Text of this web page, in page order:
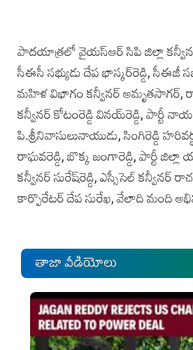
పాదయాత్రలో వైయస్‌ఆర్ ‌సిపి జిల్లా కన్వీనర్
సీఈసీ సభ్యుడు దేప భాస్కర్‌రెడ్డి, సీఈజీ
మహిళ విభాగం కన్వీన‌ర్ అమృతసాగ‌ర్,
కన్వీన‌ర్ కోటంరెడ్డి విన‌య్‌రెడ్డి, పార్టీ
పి.శ్రీనివాసులునాయుడు, సింగిరెడ్డి
రాఘవరెడ్డి, బొక్క జంగారెడ్డి, పార్టీ జిల్లా
కన్వీనర్ సురే‌ష్‌రెడ్డి, ఎస్సీసెల్ కన్వీన‌ర్
కార్పొరేట‌ర్ దేప సురేఖ, వేలాది మంది
తాజా వీడియోలు